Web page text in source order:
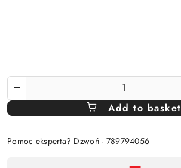
Of
Add to basket
Pomoc eksperta? Dzwoń - 789794056